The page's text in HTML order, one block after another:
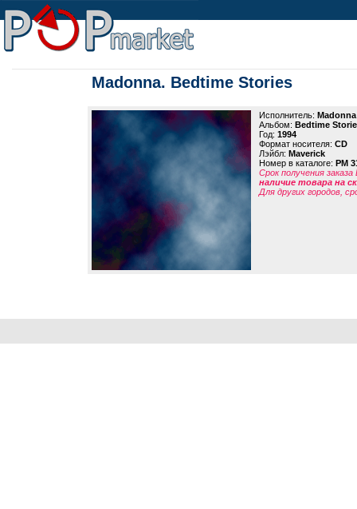
Madonna. Bedtime Stories
Исполнитель: Madonna
Альбом: Bedtime
Год: 1994
Формат носителя: CD
Лэйбл: Maverick
Номер в каталоге: PM
Срок получения
наличие товара на
Для других городов,